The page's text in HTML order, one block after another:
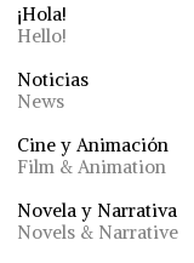
¡Hola!
Hello!
Noticias
News
Cine y Animación
Film & Animation
Novela y Narrativa
Novels & Narrative